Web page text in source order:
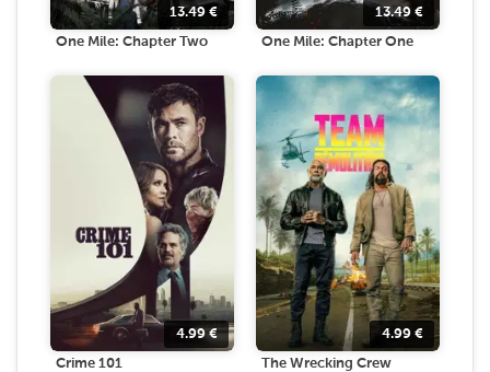
13.49 €
One Mile: Chapter Two
13.49 €
One Mile: Chapter One
4.99€
Crime 101
4.99 €
The Wrecking Crew